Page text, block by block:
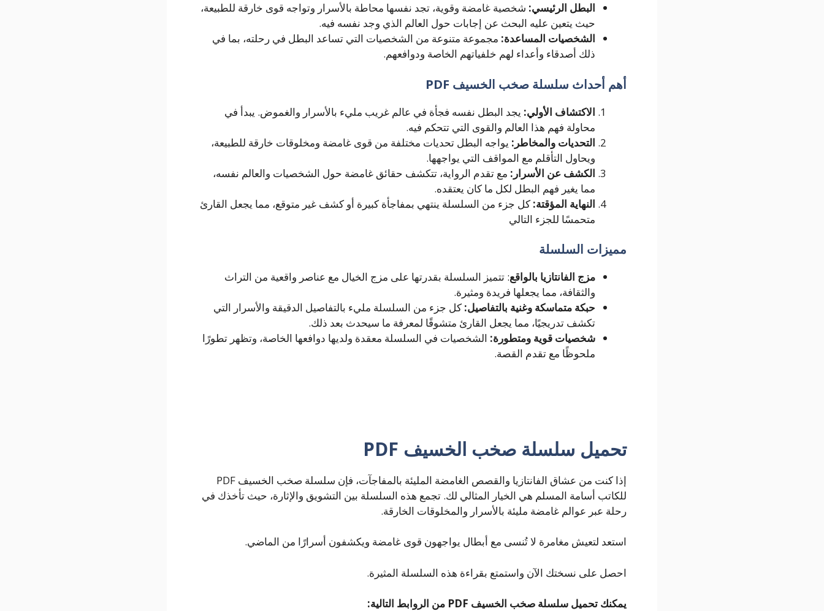
البطل الرئيسي: شخصية غامضة وقوية، تجد نفسها محاطة بالأسرار وتواجه قوى خارقة للطبيعة،
حيث يتعين عليه البحث عن إجابات حول العالم الذي وجد نفسه فيه.
الشخصيات المساعدة: مجموعة متنوعة من الشخصيات التي تساعد البطل في رحلته، بما في
ذلك أصدقاء وأعداء لهم خلفياتهم الخاصة ودوافعهم.
أهم أحداث سلسلة صخب الخسيف PDF
الاكتشاف الأولي: يجد البطل نفسه فجأة في عالم غريب مليء بالأسرار والغموض. يبدأ في
محاولة فهم هذا العالم والقوى التي تتحكم فيه.
التحديات والمخاطر: يواجه البطل تحديات مختلفة من قوى غامضة ومخلوقات خارقة للطبيعة،
ويحاول التأقلم مع المواقف التي يواجهها.
الكشف عن الأسرار: مع تقدم الرواية، تتكشف حقائق غامضة حول الشخصيات والعالم نفسه،
مما يغير فهم البطل لكل ما كان يعتقده.
النهاية المؤقتة: كل جزء من السلسلة ينتهي بمفاجأة كبيرة أو كشف غير متوقع، مما يجعل القارئ
متحمسًا للجزء التالي
مميزات السلسلة
مزج الفانتازيا بالواقع: تتميز السلسلة بقدرتها على مزج الخيال مع عناصر واقعية من التراث
والثقافة، مما يجعلها فريدة ومثيرة.
حبكة متماسكة وغنية بالتفاصيل: كل جزء من السلسلة مليء بالتفاصيل الدقيقة والأسرار التي
تكشف تدريجيًا، مما يجعل القارئ متشوقًا لمعرفة ما سيحدث بعد ذلك.
شخصيات قوية ومتطورة: الشخصيات في السلسلة معقدة ولديها دوافعها الخاصة، وتظهر تطورًا
ملحوظًا مع تقدم القصة.
تحميل سلسلة صخب الخسيف PDF
إذا كنت من عشاق الفانتازيا والقصص الغامضة المليئة بالمفاجآت، فإن سلسلة صخب الخسيف PDF
للكاتب أسامة المسلم هي الخيار المثالي لك. تجمع هذه السلسلة بين التشويق والإثارة، حيث تأخذك في
رحلة عبر عوالم غامضة مليئة بالأسرار والمخلوقات الخارقة.
استعد لتعيش مغامرة لا تُنسى مع أبطال يواجهون قوى غامضة ويكشفون أسرارًا من الماضي.
احصل على نسختك الآن واستمتع بقراءة هذه السلسلة المثيرة.
يمكنك تحميل سلسلة صخب الخسيف PDF من الروابط التالية: